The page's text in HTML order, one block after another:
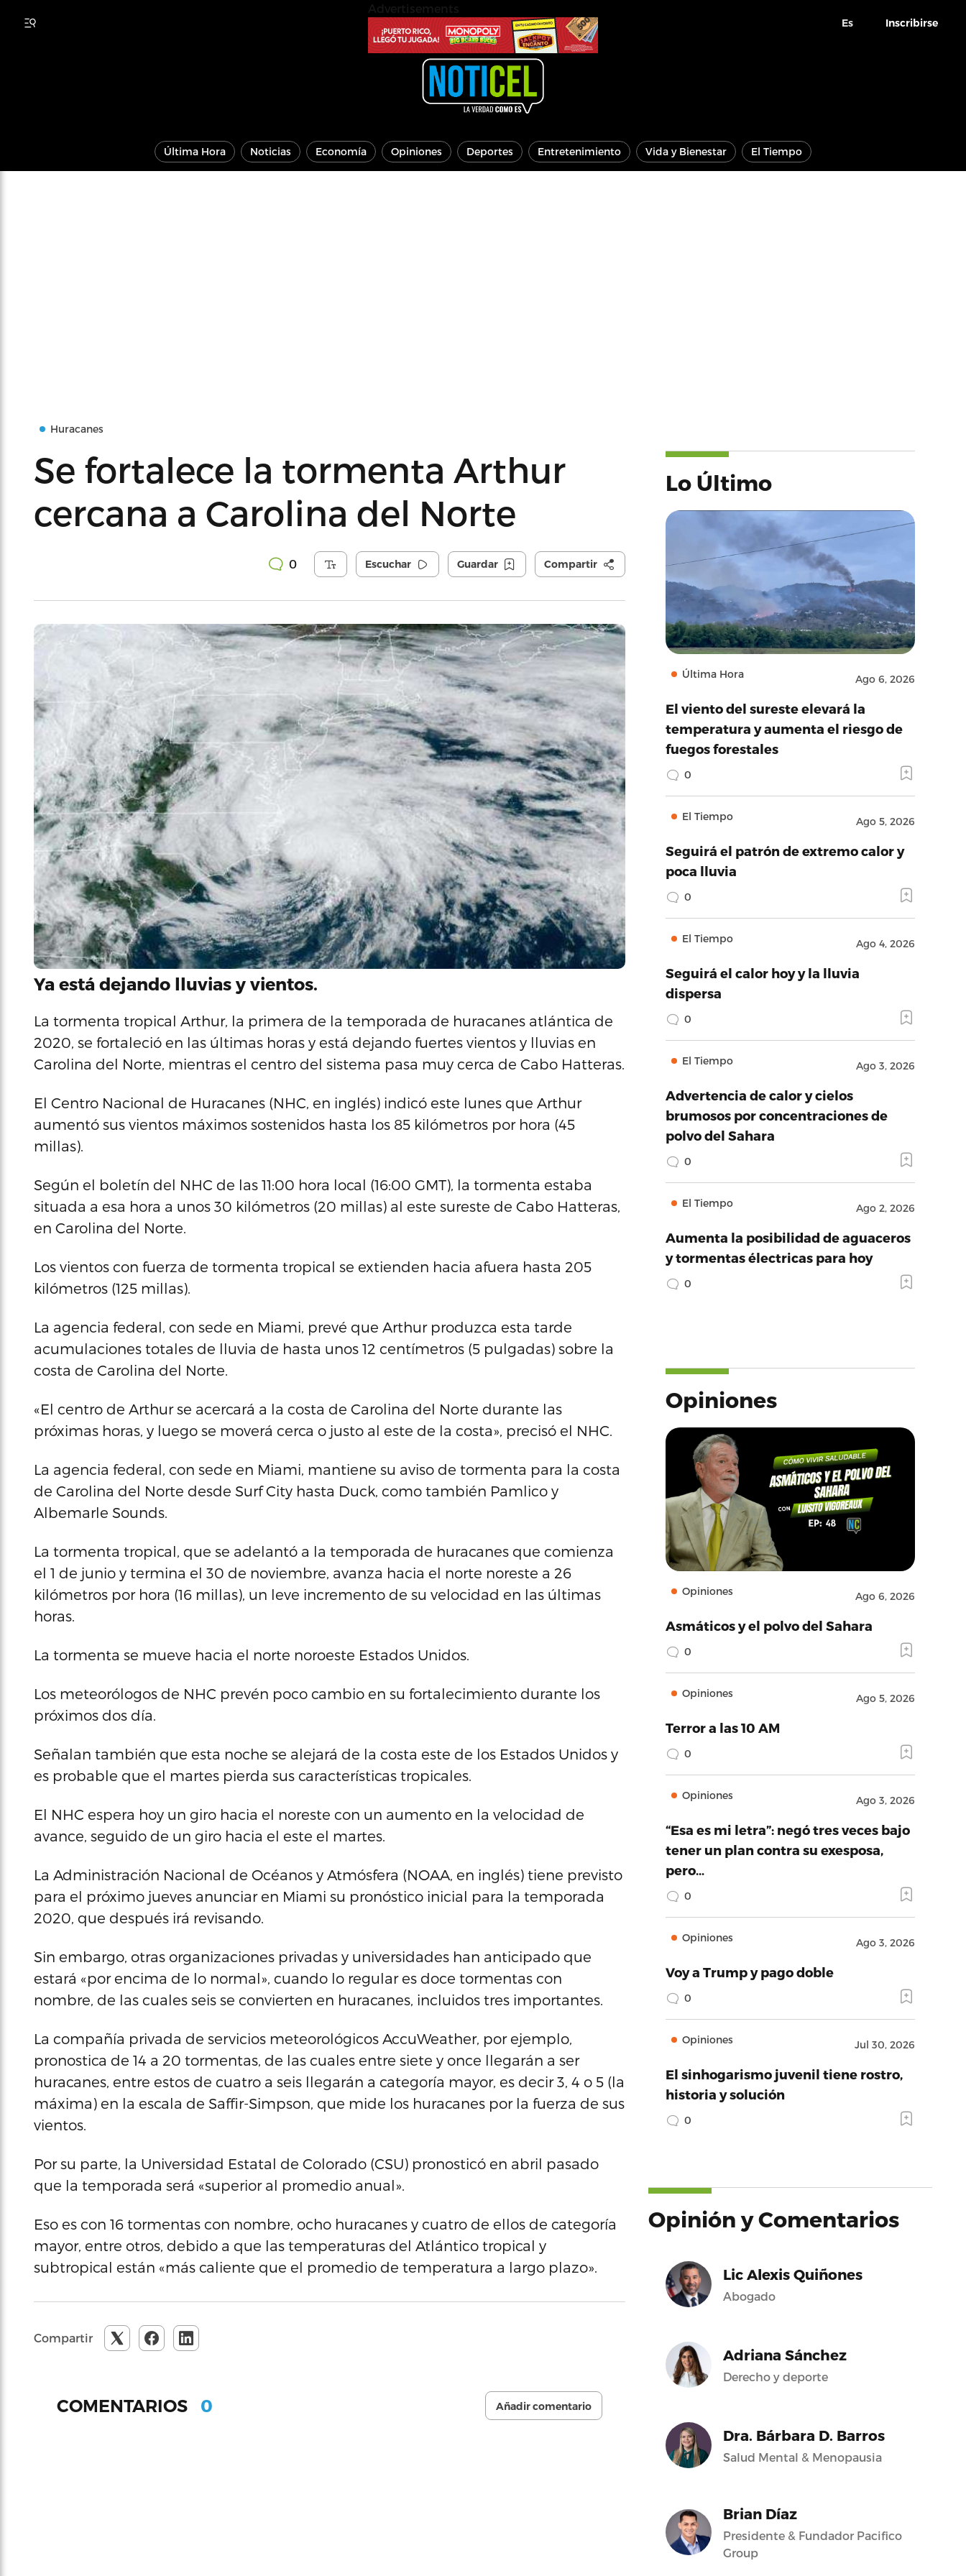
Es Inscribirse
Última Hora Noticias Economía Opiniones Deportes Entretenimiento Vida y Bienestar El Tiempo
Huracanes
Se fortalece la tormenta Arthur
cercana a Carolina del Norte
0 Escuchar Guardar Compartir
Ya está dejando lluvias y vientos.
La tormenta tropical Arthur, la primera de la temporada de huracanes atlántica de
2020, se fortaleció en las últimas horas y está dejando fuertes vientos y lluvias en
Carolina del Norte, mientras el centro del sistema pasa muy cerca de Cabo Hatteras.
El Centro Nacional de Huracanes (NHC, en inglés) indicó este lunes que Arthur
aumentó sus vientos máximos sostenidos hasta los 85 kilómetros por hora (45
millas).
Según el boletín del NHC de las 11:00 hora local (16:00 GMT), la tormenta estaba
situada a esa hora a unos 30 kilómetros (20 millas) al este sureste de Cabo Hatteras,
en Carolina del Norte.
Los vientos con fuerza de tormenta tropical se extienden hacia afuera hasta 205
kilómetros (125 millas).
La agencia federal, con sede en Miami, prevé que Arthur produzca esta tarde
acumulaciones totales de lluvia de hasta unos 12 centímetros (5 pulgadas) sobre la
costa de Carolina del Norte.
«El centro de Arthur se acercará a la costa de Carolina del Norte durante las
próximas horas, y luego se moverá cerca o justo al este de la costa», precisó el NHC.
La agencia federal, con sede en Miami, mantiene su aviso de tormenta para la costa
de Carolina del Norte desde Surf City hasta Duck, como también Pamlico y
Albemarle Sounds.
La tormenta tropical, que se adelantó a la temporada de huracanes que comienza
el 1 de junio y termina el 30 de noviembre, avanza hacia el norte noreste a 26
kilómetros por hora (16 millas), un leve incremento de su velocidad en las últimas
horas.
La tormenta se mueve hacia el norte noroeste Estados Unidos.
Los meteorólogos de NHC prevén poco cambio en su fortalecimiento durante los
próximos dos día.
Señalan también que esta noche se alejará de la costa este de los Estados Unidos y
es probable que el martes pierda sus características tropicales.
El NHC espera hoy un giro hacia el noreste con un aumento en la velocidad de
avance, seguido de un giro hacia el este el martes.
La Administración Nacional de Océanos y Atmósfera (NOAA, en inglés) tiene previsto
para el próximo jueves anunciar en Miami su pronóstico inicial para la temporada
2020, que después irá revisando.
Sin embargo, otras organizaciones privadas y universidades han anticipado que
estará «por encima de lo normal», cuando lo regular es doce tormentas con
nombre, de las cuales seis se convierten en huracanes, incluidos tres importantes.
La compañía privada de servicios meteorológicos AccuWeather, por ejemplo,
pronostica de 14 a 20 tormentas, de las cuales entre siete y once llegarán a ser
huracanes, entre estos de cuatro a seis llegarán a categoría mayor, es decir 3, 4 o 5 (la
máxima) en la escala de Saffir-Simpson, que mide los huracanes por la fuerza de sus
vientos.
Por su parte, la Universidad Estatal de Colorado (CSU) pronosticó en abril pasado
que la temporada será «superior al promedio anual».
Eso es con 16 tormentas con nombre, ocho huracanes y cuatro de ellos de categoría
mayor, entre otros, debido a que las temperaturas del Atlántico tropical y
subtropical están «más caliente que el promedio de temperatura a largo plazo».
Compartir
COMENTARIOS 0 Añadir comentario
Lo Último
Última Hora Ago 6, 2026
El viento del sureste elevará la
temperatura y aumenta el riesgo de
fuegos forestales
0
El Tiempo Ago 5, 2026
Seguirá el patrón de extremo calor y
poca lluvia
0
El Tiempo Ago 4, 2026
Seguirá el calor hoy y la lluvia
dispersa
0
El Tiempo Ago 3, 2026
Advertencia de calor y cielos
brumosos por concentraciones de
polvo del Sahara
0
El Tiempo Ago 2, 2026
Aumenta la posibilidad de aguaceros
y tormentas électricas para hoy
0
Opiniones
Opiniones Ago 6, 2026
Asmáticos y el polvo del Sahara
0
Opiniones Ago 5, 2026
Terror a las 10 AM
0
Opiniones Ago 3, 2026
“Esa es mi letra”: negó tres veces bajo
tener un plan contra su exesposa,
pero…
0
Opiniones Ago 3, 2026
Voy a Trump y pago doble
0
Opiniones Jul 30, 2026
El sinhogarismo juvenil tiene rostro,
historia y solución
0
Opinión y Comentarios
Lic Alexis Quiñones
Abogado
Adriana Sánchez
Derecho y deporte
Dra. Bárbara D. Barros
Salud Mental & Menopausia
Brian Díaz
Presidente & Fundador Pacifico
Group